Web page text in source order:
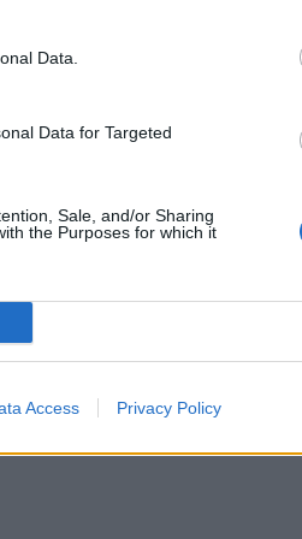
Data.
Data for Targeted
Sale, and/or Sharing
the Purposes for which it
Access Privacy Policy
και οι
με το πρακτορείο
τα τρένα
σταθμών. Ο στρατός
αεροσκάφους
εναέριας
F-16 που
στον εσθονικό